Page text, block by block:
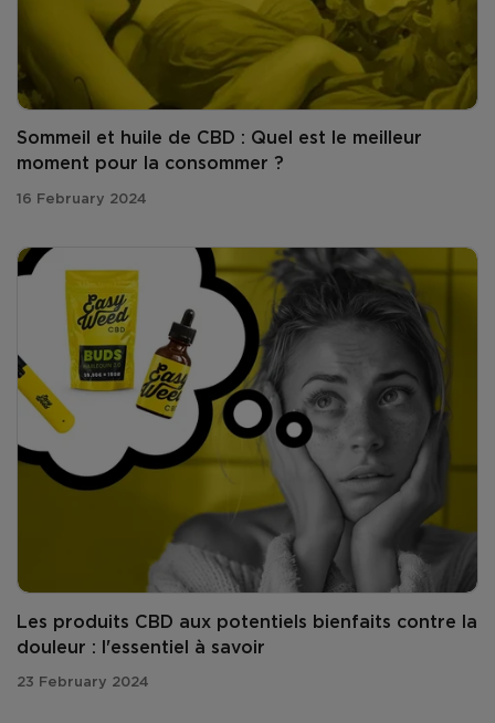
Sommeil et huile de CBD : Quel est le meilleur
moment pour la consommer ?
16 February 2024
Les produits CBD aux potentiels bienfaits contre la
douleur : l'essentiel à savoir
23 February 2024